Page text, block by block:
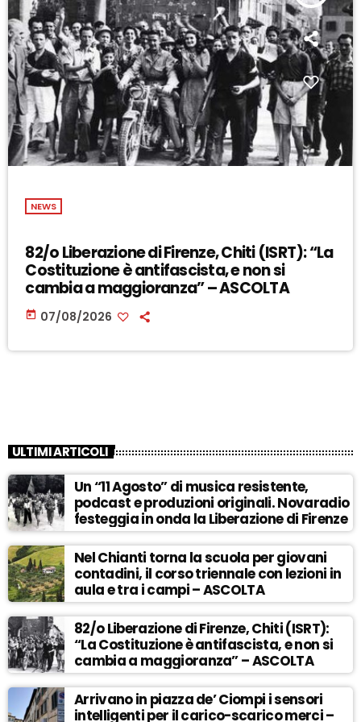
NEWS
82/o Liberazione di Firenze, Chiti (ISRT): “La
Costituzione è antifascista, e non si
cambia a maggioranza” – ASCOLTA
today 07/08/2026
ULTIMI ARTICOLI
Un “11 Agosto” di musica resistente,
podcast e produzioni originali. Novaradio
festeggia in onda la Liberazione di Firenze
Nel Chianti torna la scuola per giovani
contadini, il corso triennale con lezioni in
aula e tra i campi – ASCOLTA
82/o Liberazione di Firenze, Chiti (ISRT):
“La Costituzione è antifascista, e non si
cambia a maggioranza” – ASCOLTA
Arrivano in piazza de’ Ciompi i sensori
intelligenti per il carico-scarico merci –